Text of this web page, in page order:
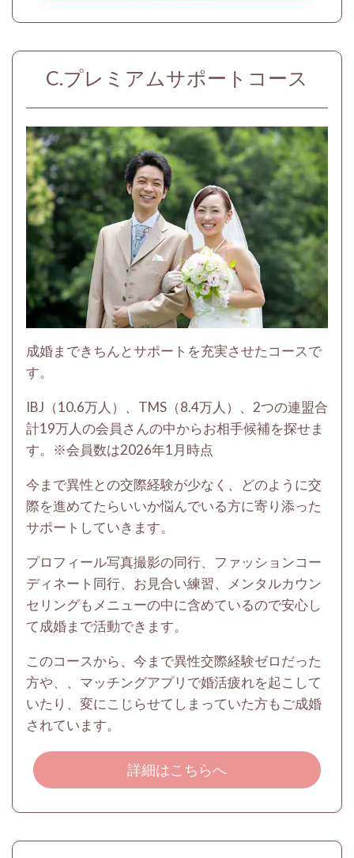
C.プレミアムサポートコース
成婚まできちんとサポートを充実させたコースで
す。
IBJ（10.6万人）、TMS（8.4万人）、2つの連盟合
計19万人の会員さんの中からお相手候補を探せま
す。※会員数は2026年1月時点
今まで異性との交際経験が少なく、どのように交
際を進めてたらいいか悩んでいる方に寄り添った
サポートしていきます。
プロフィール写真撮影の同行、ファッションコー
ディネート同行、お見合い練習、メンタルカウン
セリングもメニューの中に含めているので安心し
て成婚まで活動できます。
このコースから、今まで異性交際経験ゼロだった
方や、、マッチングアプリで婚活疲れを起こして
いたり、変にこじらせてしまっていた方もご成婚
されています。
詳細はこちらへ